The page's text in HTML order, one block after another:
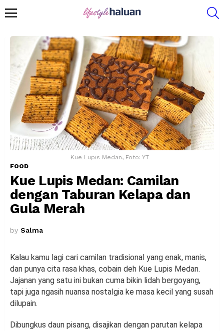
Kue Lupis Medan, Foto: YT
FOOD
Kue Lupis Medan: Camilan
dengan Taburan Kelapa dan
Gula Merah
by Salma
Kalau kamu lagi cari camilan tradisional yang enak, manis,
dan punya cita rasa khas, cobain deh Kue Lupis Medan.
Jajanan yang satu ini bukan cuma bikin lidah bergoyang,
tapi juga ngasih nuansa nostalgia ke masa kecil yang susah
dilupain.
Dibungkus daun pisang, disajikan dengan parutan kelapa